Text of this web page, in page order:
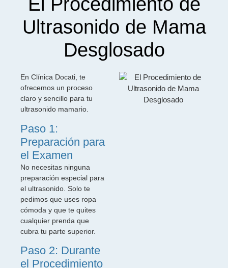
Ultrasonido de Mama
Desglosado
En Clínica Docati, te
ofrecemos un proceso
claro y sencillo para tu
ultrasonido mamario.
Paso 1:
Preparación para
el Examen
No necesitas ninguna
preparación especial para
el ultrasonido. Solo te
pedimos que uses ropa
cómoda y que te quites
cualquier prenda que
cubra tu parte superior.
Paso 2: Durante
el Procedimiento